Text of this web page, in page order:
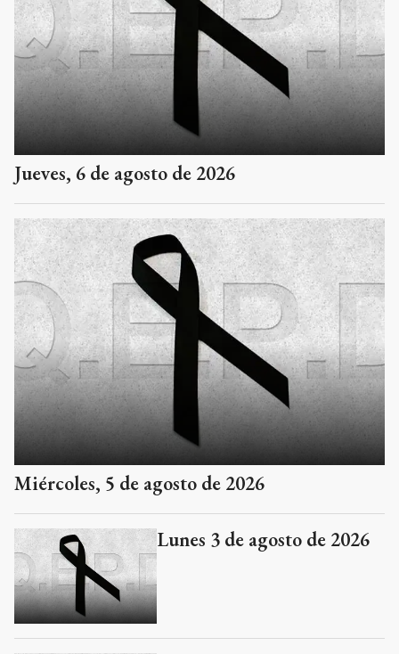
Jueves, 6 de agosto de 2026
Miércoles, 5 de agosto de 2026
Lunes 3 de agosto de 2026